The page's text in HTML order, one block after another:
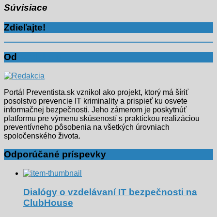
Súvisiace
Zdieľajte!
Od
Portál Preventista.sk vznikol ako projekt, ktorý má šíriť
posolstvo prevencie IT kriminality a prispieť ku osvete
informačnej bezpečnosti. Jeho zámerom je poskytnúť
platformu pre výmenu skúseností s praktickou realizáciou
preventívneho pôsobenia na všetkých úrovniach
spoločenského života.
Odporúčané príspevky
Dialógy o vzdelávaní IT bezpečnosti na
ClubHouse